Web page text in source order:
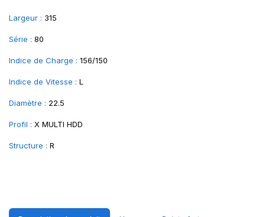
Largeur : 315
Série : 80
Indice de Charge : 156/150
Indice de Vitesse : L
Diamètre : 22.5
Profil : X MULTI HDD
Structure : R